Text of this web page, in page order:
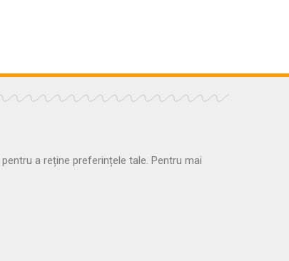
a reține preferințele tale. Pentru mai